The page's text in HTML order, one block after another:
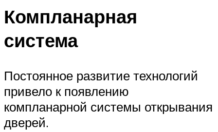
Компланарная
система
Постоянное развитие технологий
привело к появлению
компланарной системы открывания
дверей.